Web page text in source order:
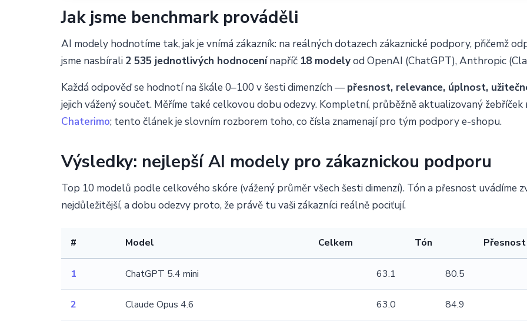
Jak jsme benchmark prováděli
AI modely hodnotíme tak, jak je vnímá zákazník: na reálných dotazech zákaznické podpory, přičemž
jsme nasbírali 2 535 jednotlivých hodnocenínapříč 18 modelyod OpenAI (ChatGPT), Anthropic
Každá odpověď se hodnotí na škále 0–100 v šesti dimenzích —přesnost, relevance, úplnost,
jejich vážený součet. Měříme také celkovou dobu odezvy. Kompletní, průběžně aktualizovaný žebříček
Chaterimo; tento článek je slovním rozborem toho, co čísla znamenají pro tým podpory e-shopu.
Výsledky: nejlepší AI modely pro zákaznickou podporu
Top 10 modelů podle celkového skóre (vážený průměr všech šesti dimenzí). Tón a přesnost uvádíme
nejdůležitější, a dobu odezvy proto, že právě tu vaši zákazníci reálně pociťují.
# Model Celkem Tón Přesnost
1 ChatGPT 5.4 mini 63.1 80.5
2 Claude Opus 4.6 63.0 84.9